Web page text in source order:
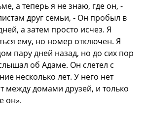
а теперь я не знаю, где он, -
друг семьи, - Он пробыл в
а затем просто исчез. Я
ему, но номер отключен. Я
пару дней назад, но до сих пор
об Адаме. Он слетел с
несколько лет. У него нет
между домами друзей, и только
он».